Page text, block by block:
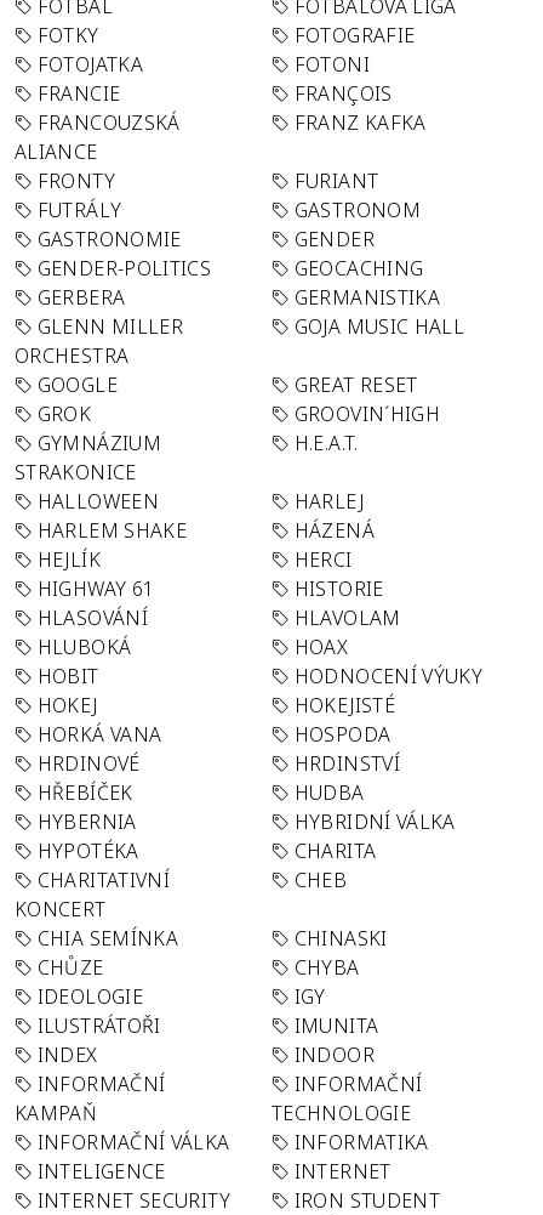
FOTBAL
FOTBALOVÁ LIGA
FOTKY
FOTOGRAFIE
FOTOJATKA
FOTONI
FRANCIE
FRANÇOIS
FRANCOUZSKÁ
ALIANCE
FRANZ KAFKA
FRONTY
FURIANT
FUTRÁLY
GASTRONOM
GASTRONOMIE
GENDER
GENDER-POLITICS
GEOCACHING
GERBERA
GERMANISTIKA
GLENN MILLER
ORCHESTRA
GOJA MUSIC HALL
GOOGLE
GREAT RESET
GROK
GROOVIN´HIGH
GYMNÁZIUM
STRAKONICE
H.E.A.T.
HALLOWEEN
HARLEJ
HARLEM SHAKE
HÁZENÁ
HEJLÍK
HERCI
HIGHWAY 61
HISTORIE
HLASOVÁNÍ
HLAVOLAM
HLUBOKÁ
HOAX
HOBIT
HODNOCENÍ VÝUKY
HOKEJ
HOKEJISTÉ
HORKÁ VANA
HOSPODA
HRDINOVÉ
HRDINSTVÍ
HŘEBÍČEK
HUDBA
HYBERNIA
HYBRIDNÍ VÁLKA
HYPOTÉKA
CHARITA
CHARITATIVNÍ
KONCERT
CHEB
CHIA SEMÍNKA
CHINASKI
CHŮZE
CHYBA
IDEOLOGIE
IGY
ILUSTRÁTOŘI
IMUNITA
INDEX
INDOOR
INFORMAČNÍ
KAMPAŇ
INFORMAČNÍ
TECHNOLOGIE
INFORMAČNÍ VÁLKA
INFORMATIKA
INTELIGENCE
INTERNET
INTERNET SECURITY
IRON STUDENT